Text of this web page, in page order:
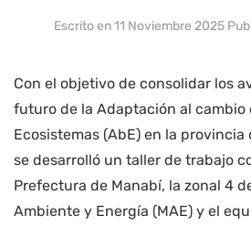
Escrito en11 Noviembre 2025
Con el objetivo de consolidar los
futuro de la Adaptación al cambio
Ecosistemas (AbE) en la provincia
se desarrolló un taller de trabajo
Prefectura de Manabí, la zonal 4
Ambiente y Energía (MAE) y el